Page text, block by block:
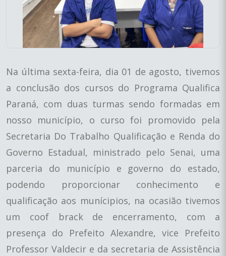
Na última sexta-feira, dia 01 de agosto, tivemos
a conclusão dos cursos do Programa Qualifica
Paraná, com duas turmas sendo formadas em
nosso município, o curso foi promovido pela
Secretaria Do Trabalho Qualificação e Renda do
Governo Estadual, ministrado pelo Senai, uma
parceria do município e governo do estado,
podendo proporcionar conhecimento e
qualificação aos munícipios, na ocasião tivemos
um coof brack de encerramento, com a
presença do Prefeito Alexandre, vice Prefeito
Professor Valdecir e da secretaria de Assistência